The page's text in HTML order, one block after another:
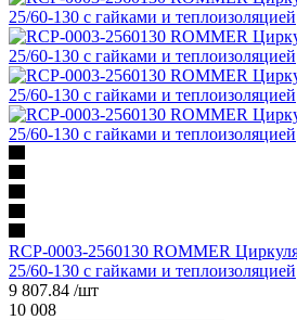
RCP-0003-2560130 ROMMER
25/60-130 с гайками и теплоизоляцией
9 807.84 /шт
10 008